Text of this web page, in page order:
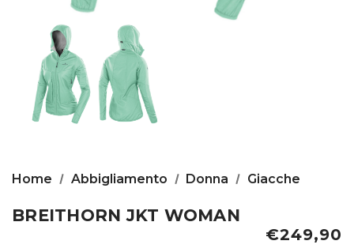
Home Abbigliamento Donna Giacche
BREITHORN JKT WOMAN
€249,90